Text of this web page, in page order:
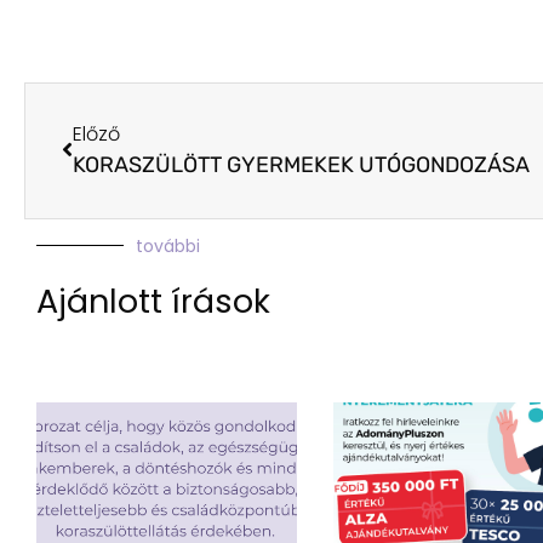
Előző
KORASZÜLÖTT GYERMEKEK UTÓGONDOZÁSA
további
Ajánlott írások